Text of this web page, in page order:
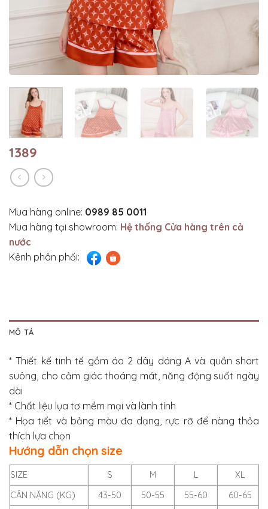
1389
Mua hàng online: 0989 85 0011
Mua hàng tại showroom: Hệ thống Cửa hàng trên cả
nước
Kênh phân phối:
MÔ TẢ
* Thiết kế tinh tế gồm áo 2 dây dáng A và quần short
suông, cho cảm giác thoáng mát, năng động suốt ngày
dài
* Chất liệu lụa tơ mềm mại và lành tính
* Họa tiết và bảng màu đa dạng, rực rỡ để nàng thỏa
thích lựa chọn
Hướng dẫn chọn size
SIZE S M L
XL
CÂN NẶNG (KG)
43-50 50-55 55-60
60-65